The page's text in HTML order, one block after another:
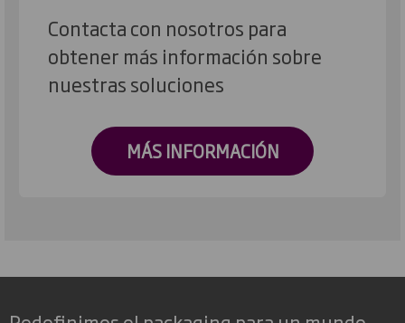
Contacta con nosotros para
obtener más información sobre
nuestras soluciones
MÁS INFORMACIÓN